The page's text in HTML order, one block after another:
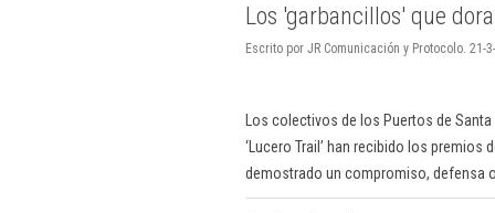
Los 'garbancillos' que
Escrito por JR Comunicación y Protocolo. 21-
Los colectivos de los Puertos de
‘Lucero Trail’ han recibido los
demostrado un compromiso, defensa